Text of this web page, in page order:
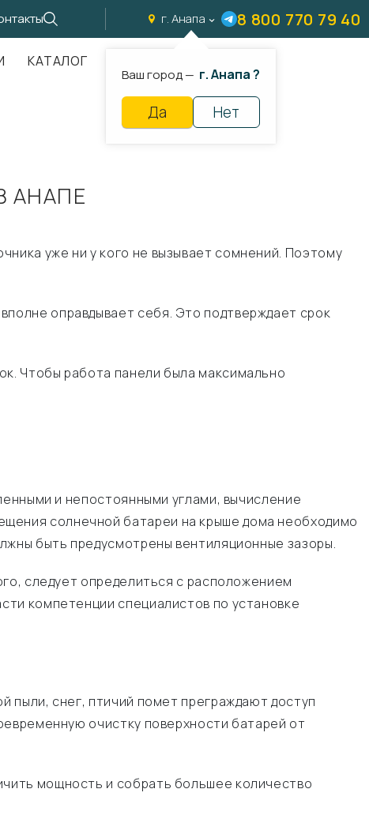
г. Анапа
Ваш город — г. Анапа ?
Да Нет
8 800 770 79 40
КАТАЛОГ
АНАПЕ
уже ни у кого не вызывает сомнений. Поэтому
вполне оправдывает себя. Это подтверждает срок
Чтобы работа панели была максимально
и непостоянными углами, вычисление
солнечной батареи на крыше дома необходимо
быть предусмотрены вентиляционные зазоры.
следует определиться с расположением
компетенции специалистов по установке
пыли, снег, птичий помет преграждают доступ
очистку поверхности батарей от
мощность и собрать большее количество